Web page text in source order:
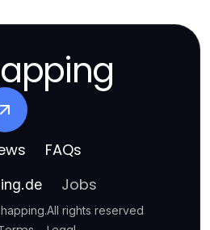
FAQs
Jobs
.All rights reserved